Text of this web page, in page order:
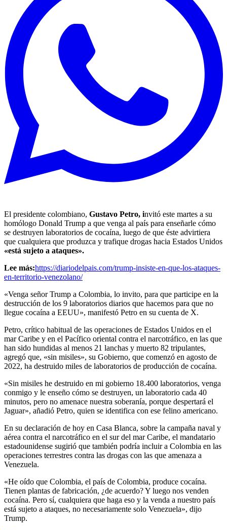
El presidente colombiano, Gustavo Petro, invitó este martes a su
homólogo Donald Trump a que venga al país para enseñarle cómo
se destruyen laboratorios de cocaína, luego de que éste advirtiera
que cualquiera que produzca y trafique drogas hacia Estados Unidos
«está sujeto a ataques».
Lee más:https://diariodelpais.com/trump-insiste-en-que-los-ataques-
en-territorio-venezolano/
«Venga señor Trump a Colombia, lo invito, para que participe en la
destrucción de los 9 laboratorios diarios que hacemos para que no
llegue cocaína a EEUU», manifestó Petro en su cuenta de X.
Petro, crítico habitual de las operaciones de Estados Unidos en el
mar Caribe y en el Pacífico oriental contra el narcotráfico, en las que
han sido hundidas al menos 21 lanchas y muerto 82 tripulantes,
agregó que, «sin misiles», su Gobierno, que comenzó en agosto de
2022, ha destruido miles de laboratorios de producción de cocaína.
«Sin misiles he destruido en mi gobierno 18.400 laboratorios, venga
conmigo y le enseño cómo se destruyen, un laboratorio cada 40
minutos, pero no amenace nuestra soberanía, porque despertará el
Jaguar», añadió Petro, quien se identifica con ese felino americano.
En su declaración de hoy en Casa Blanca, sobre la campaña naval y
aérea contra el narcotráfico en el sur del mar Caribe, el mandatario
estadounidense sugirió que también podría incluir a Colombia en las
operaciones terrestres contra las drogas con las que amenaza a
Venezuela.
«He oído que Colombia, el país de Colombia, produce cocaína.
Tienen plantas de fabricación, ¿de acuerdo? Y luego nos venden
cocaína. Pero sí, cualquiera que haga eso y la venda a nuestro país
está sujeto a ataques, no necesariamente solo Venezuela», dijo
Trump.